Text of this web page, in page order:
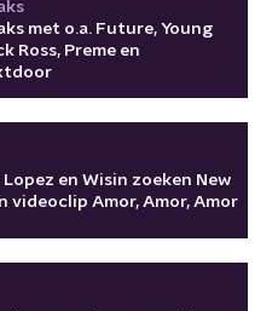
met o.a. Future, Young
Ross, Preme en
en Wisin zoeken New
videoclip Amor, Amor, Amor